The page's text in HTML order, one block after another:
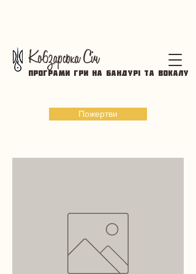
Кобзарська Січ
Програми гри на бандурі та вокалу
Пожертви